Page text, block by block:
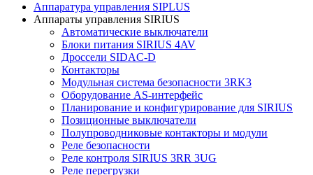
Аппаратура управления SIPLUS
Аппараты управления SIRIUS
Автоматические выключатели
Блоки питания SIRIUS 4AV
Дроссели SIDAC-D
Контакторы
Модульная система безопасности 3RK3
Оборудование AS-интерфейс
Планирование и конфигурирование для SIRIUS
Позиционные выключатели
Полупроводниковые контакторы и модули
Реле безопасности
Реле контроля SIRIUS 3RR 3UG
Реле перегрузки